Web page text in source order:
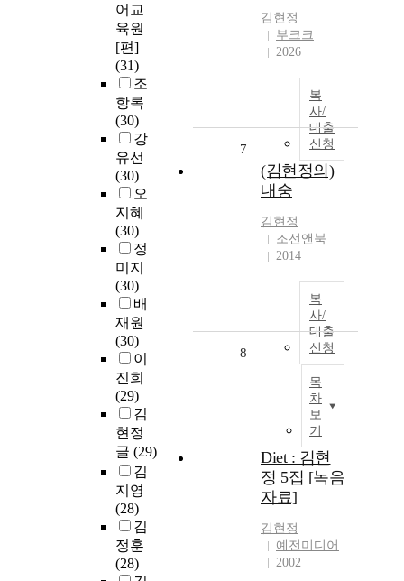
어교
육원
[편]
(31)
조
항록
(30)
강
유선
(30)
오
지혜
(30)
정
미지
(30)
배
재원
(30)
이
진희
(29)
김
현정
글 (29)
김
지영
(28)
김
정훈
(28)
김현정
부크크
2026
복
사/
대출
신청
7
(김현정의)
내숭
김현정
조선앤북
2014
복
사/
대출
신청
목
차
보
기
8
Diet : 김현
정 5집 [녹음
자료]
김현정
예전미디어
2002